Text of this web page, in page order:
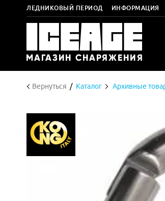
ЛЕДНИКОВЫЙ ПЕРИОД ИНФОРМАЦИЯ
Вернуться Каталог Архивные